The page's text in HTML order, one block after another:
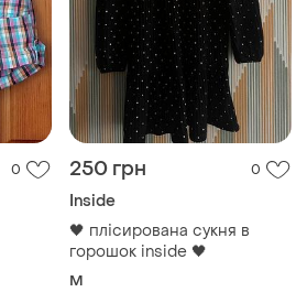
0 250 грн 0
Inside
🖤 плісирована сукня в
горошок inside 🖤
M